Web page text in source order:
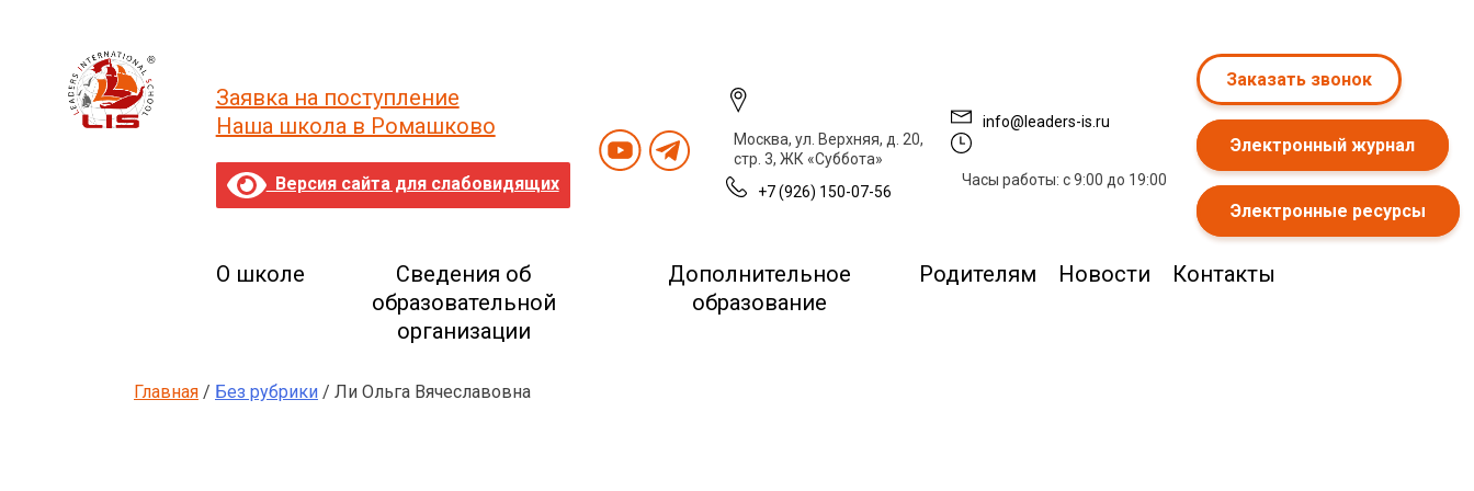
Заявка на поступление
Наша школа в Ромашково
Версия сайта для слабовидящих
Москва, ул. Верхняя, д. 20,
стр. 3, ЖК «Суббота»
+7 (926) 150-07-56
info@leaders-is.ru
Часы работы: с 9:00 до 19:00
Заказать звонок
Электронный журнал
Электронные ресурсы
О школе
Сведения об
образовательной
организации
Дополнительное
образование
Родителям Новости Контакты
Главная / Без рубрики / Ли Ольга Вячеславовна